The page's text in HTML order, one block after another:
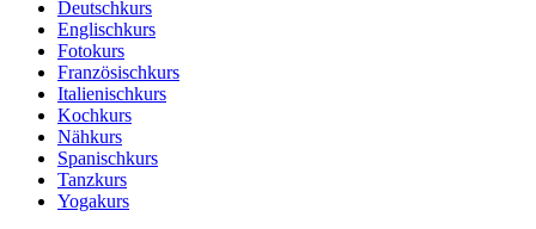
Deutschkurs
Englischkurs
Fotokurs
Französischkurs
Italienischkurs
Kochkurs
Nähkurs
Spanischkurs
Tanzkurs
Yogakurs